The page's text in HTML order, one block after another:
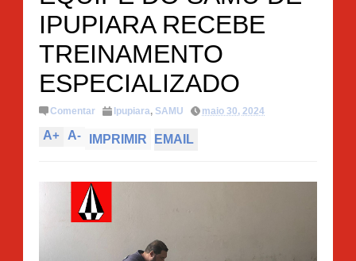
IPUPIARA RECEBE
TREINAMENTO
ESPECIALIZADO
Comentar Ipupiara, SAMU maio 30, 2024
A+ A- IMPRIMIR EMAIL